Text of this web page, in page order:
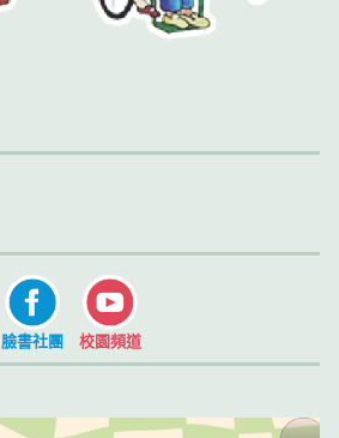
臉書社團 校園頻道